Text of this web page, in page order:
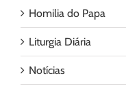
Homilia do Papa
Liturgia Diária
Notícias